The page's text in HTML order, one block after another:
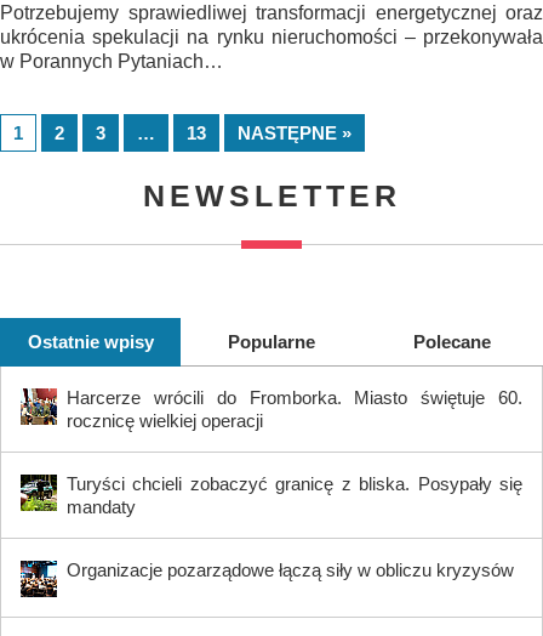
Potrzebujemy sprawiedliwej transformacji energetycznej oraz
ukrócenia spekulacji na rynku nieruchomości – przekonywała
w Porannych Pytaniach…
1 2 3 … 13 NASTĘPNE »
NEWSLETTER
Ostatnie wpisy Popularne Polecane
Harcerze wrócili do Fromborka. Miasto świętuje 60.
rocznicę wielkiej operacji
Turyści chcieli zobaczyć granicę z bliska. Posypały się
mandaty
Organizacje pozarządowe łączą siły w obliczu kryzysów